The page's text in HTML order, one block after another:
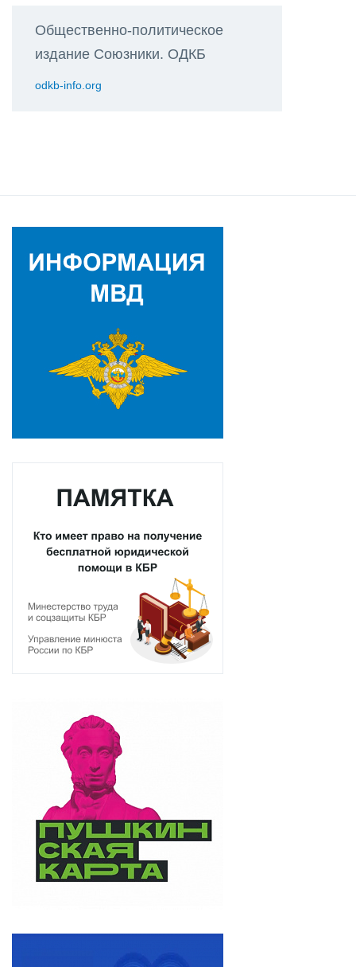
Общественно-политическое
издание Союзники. ОДКБ
odkb-info.org